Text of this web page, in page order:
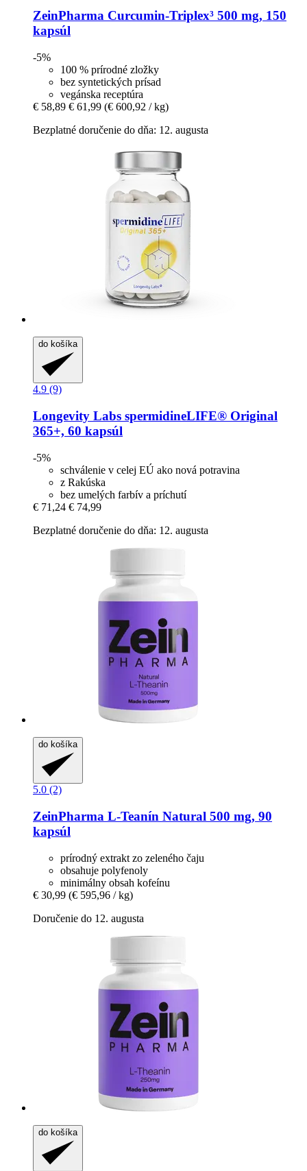
ZeinPharma Curcumin-​Triplex³ 500 mg, 150
kapsúl
-5%
100 % prírodné zložky
bez syntetických prísad
vegánska receptúra
€ 58,89 € 61,99 (€ 600,92 / kg)
Bezplatné doručenie do dňa: 12. augusta
do košíka
4.9 (9)
Longevity Labs spermidineLIFE® Original
365+, 60 kapsúl
-5%
schválenie v celej EÚ ako nová potravina
z Rakúska
bez umelých farbív a príchutí
€ 71,24 € 74,99
Bezplatné doručenie do dňa: 12. augusta
do košíka
5.0 (2)
ZeinPharma L-​Teanín Natural 500 mg, 90
kapsúl
prírodný extrakt zo zeleného čaju
obsahuje polyfenoly
minimálny obsah kofeínu
€ 30,99 (€ 595,96 / kg)
Doručenie do 12. augusta
do košíka